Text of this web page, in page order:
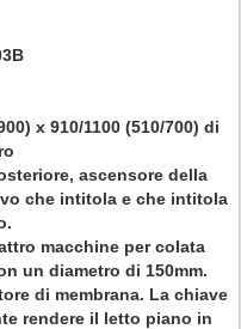
x 910/1100 (510/700) di
ascensore della
che intitola e che intitola
macchine per colata
un diametro di 150mm.
di membrana. La chiave
rendere il letto piano in